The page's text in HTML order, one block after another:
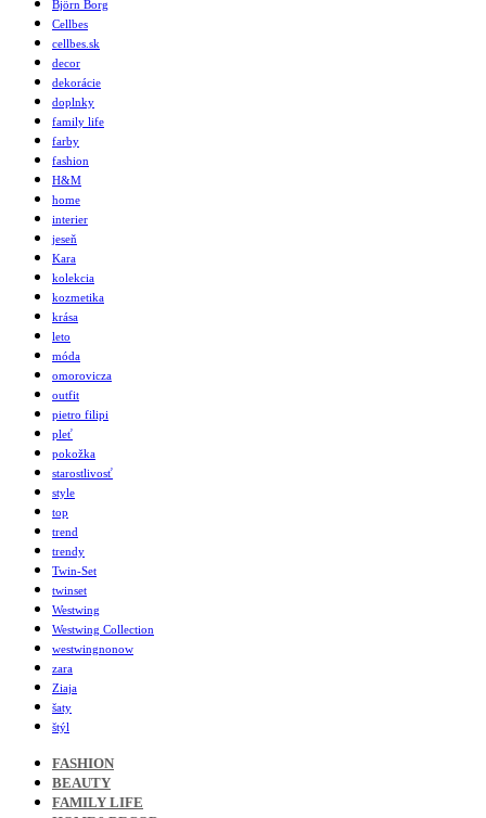
Björn Borg
Cellbes
cellbes.sk
decor
dekorácie
doplnky
family life
farby
fashion
H&M
home
interier
jeseň
Kara
kolekcia
kozmetika
krása
leto
móda
omorovicza
outfit
pietro filipi
pleť
pokožka
starostlivosť
style
top
trend
trendy
Twin-Set
twinset
Westwing
Westwing Collection
westwingnonow
zara
Ziaja
šaty
štýl
FASHION
BEAUTY
FAMILY LIFE